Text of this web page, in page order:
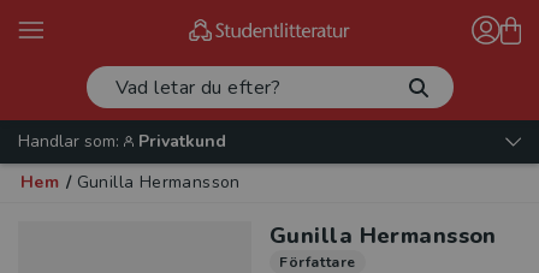
Handlar som:
Privatkund
Hem / Gunilla Hermansson
Gunilla Hermansson
Författare